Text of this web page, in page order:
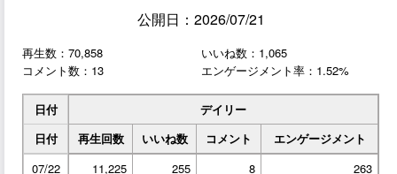
公開日：2026/07/21
再生数：70,858
いいね数：1,065
コメント数：13
エンゲージメント率：1.52%
日付
デイリー
日付
再生回数 いいね数 コメント
エンゲージメント
07/22
11,225 255 8
263